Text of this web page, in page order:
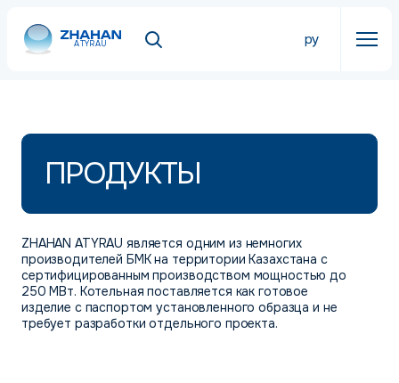
ATYRAU ру
ПРОДУКТЫ
ZHAHAN ATYRAU является одним из немногих
производителей БМК на территории Казахстана с
сертифицированным производством мощностью до
250 МВт. Котельная поставляется как готовое
изделие с паспортом установленного образца и не
требует разработки отдельного проекта.